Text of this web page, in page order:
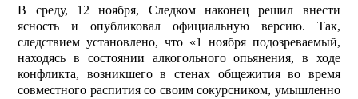
В среду, 12 ноября, Следком наконец решил внести
ясность и опубликовал официальную версию. Так,
следствием установлено, что «1 ноября подозреваемый,
находясь в состоянии алкогольного опьянения, в ходе
конфликта, возникшего в стенах общежития во время
совместного распития со своим сокурсником, умышленно